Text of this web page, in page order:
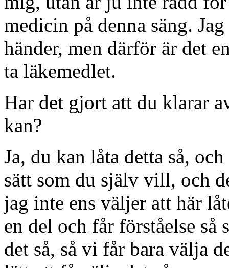
medicin på denna säng.
händer, men därför är det
ta läkemedlet.
Har det gjort att du klarar
kan?
Ja, du kan låta detta så,
sätt som du själv vill, och
jag inte ens väljer att här
en del och får förståelse
det så, så vi får bara välja